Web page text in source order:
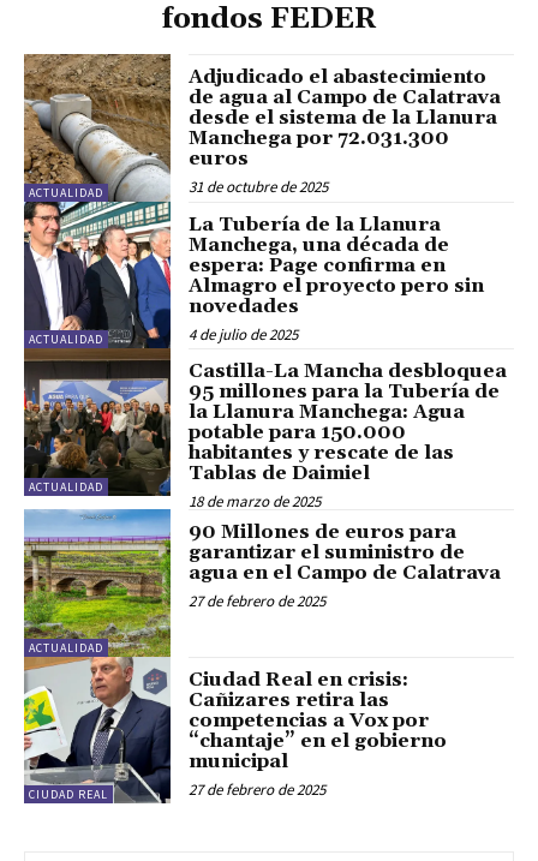
fondos FEDER
ACTUALIDAD
Adjudicado el abastecimiento
de agua al Campo de Calatrava
desde el sistema de la Llanura
Manchega por 72.031.300
euros
31 de octubre de 2025
ACTUALIDAD
La Tubería de la Llanura
Manchega, una década de
espera: Page confirma en
Almagro el proyecto pero sin
novedades
4 de julio de 2025
ACTUALIDAD
Castilla-La Mancha desbloquea
95 millones para la Tubería de
la Llanura Manchega: Agua
potable para 150.000
habitantes y rescate de las
Tablas de Daimiel
18 de marzo de 2025
ACTUALIDAD
90 Millones de euros para
garantizar el suministro de
agua en el Campo de Calatrava
27 de febrero de 2025
CIUDAD REAL
Ciudad Real en crisis:
Cañizares retira las
competencias a Vox por
“chantaje” en el gobierno
municipal
27 de febrero de 2025